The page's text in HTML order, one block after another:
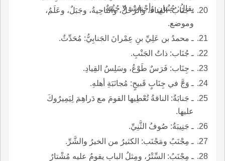
يقالُ: جُنُبانِ وأجْنابٌ، لا جُنُبَةٌ.
ـ جَنَابُ: الفِناءُ، والرَّحْلُ، والناحِيةُ، وجَبَلٌ، وعَلَمٌ،
وموضع.
ـ محمدُ بن عَلِيِّ بنِ عِمْرانَ الجَنابِيُّ: مُحَدِّثٌ.
ـ جُنَاب: ذاتُ الجَنْبِ.
ـ جِنَاب: فَرَسٌ طَوْعُ، وسَلِسُ القِيادِ.
ـ وَجَّ في جِنَابٍ قَبيحٍ: مُجانَبَةِ أهلهِ.
ـ جَنابَةُ: الناقةُ تُعْطِيها القومَ مع دَراهِمَ لِيَمِيرُوكَ
عليها.
ـ جَنِيبَةُ: صُوفُ الثَّنِيِّ.
ـ مِجْنَبُ ومَجْنَب: الكثيرُ من الخيرُ والشَّرِّ.
ـ مِجْنَبُ: السِّتْرُ، ومِثلُ البابِ يقومُ عليه مُشْتارُ